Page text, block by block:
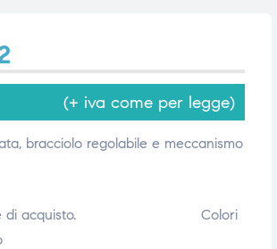
(+ iva come per legge)
bracciolo regolabile e meccanismo
in fase di acquisto. Colori